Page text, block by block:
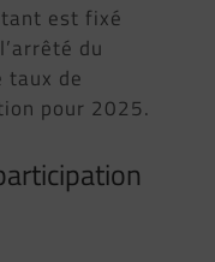
est fixé
du
taux de
pour 2025.